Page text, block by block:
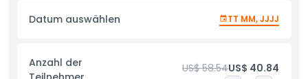
Ice and Floe über den Schnee oder rasen Sie die Abfahrt
von Drift hinunter, während größere Abenteurer beim
Kurven und Spiralen auf Graupel’s Summit Escape flitzen
können. Einzigartige Erlebnisse umfassen das Rollen durch
Datum auswählen TT MM, JJJJ
Anzahl der
US$ 58.54US$ 40.84